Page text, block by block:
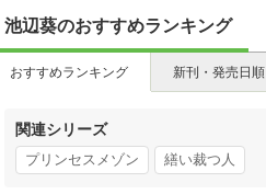
池辺葵のおすすめランキング
おすすめランキング 新刊・発売日順
関連シリーズ
プリンセスメゾン 繕い裁つ人